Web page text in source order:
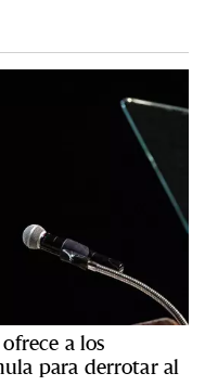
a los
para derrotar al